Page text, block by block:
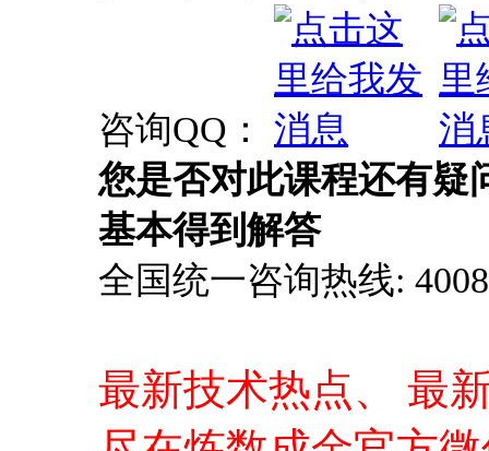
咨询QQ：
您是否对此课程还有疑
基本得到解答
全国统一咨询热线:
最新技术热点、 最